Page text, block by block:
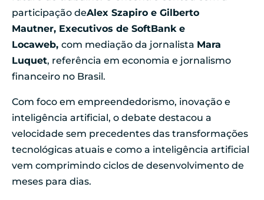
participação deAlex Szapiro e Gilberto
Mautner, Executivos de SoftBank e
Locaweb, com mediação da jornalista Mara
Luquet, referência em economia e jornalismo
financeiro no Brasil.
Com foco em empreendedorismo, inovação e
inteligência artificial, o debate destacou a
velocidade sem precedentes das transformações
tecnológicas atuais e como a inteligência artificial
vem comprimindo ciclos de desenvolvimento de
meses para dias.